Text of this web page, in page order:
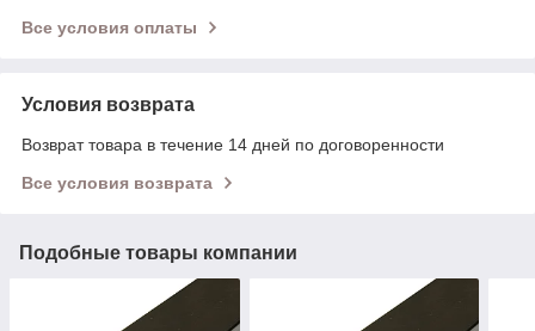
Все условия оплаты
Условия возврата
Возврат товара в течение 14 дней по договоренности
Все условия возврата
Подобные товары компании